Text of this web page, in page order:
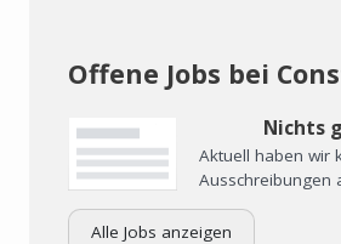
Offene Jobs bei
Nichts
Aktuell haben wir
Ausschreibungen
Alle Jobs anzeigen